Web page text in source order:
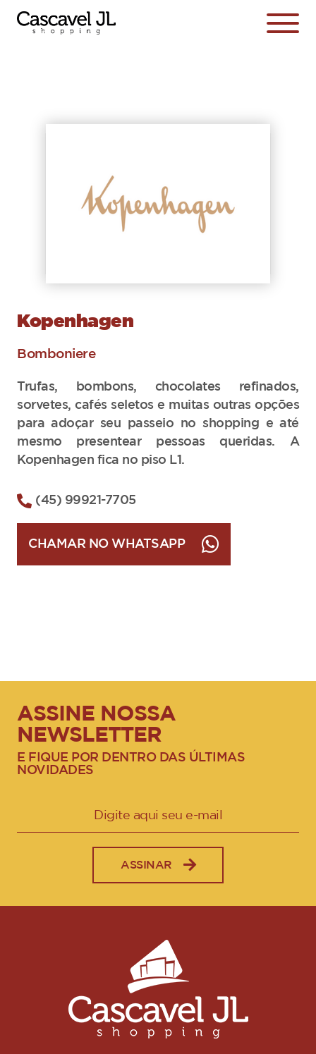
Kopenhagen
Bomboniere
Trufas, bombons, chocolates refinados,
sorvetes, cafés seletos e muitas outras opções
para adoçar seu passeio no shopping e até
mesmo presentear pessoas queridas. A
Kopenhagen fica no piso L1.
(45) 99921-7705
CHAMAR NO WHATSAPP
ASSINE NOSSA
NEWSLETTER
E FIQUE POR DENTRO DAS ÚLTIMAS
NOVIDADES
ASSINAR